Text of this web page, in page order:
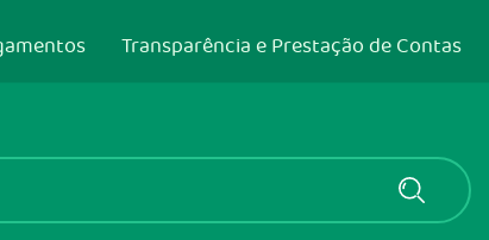
Transparência e Prestação de Contas